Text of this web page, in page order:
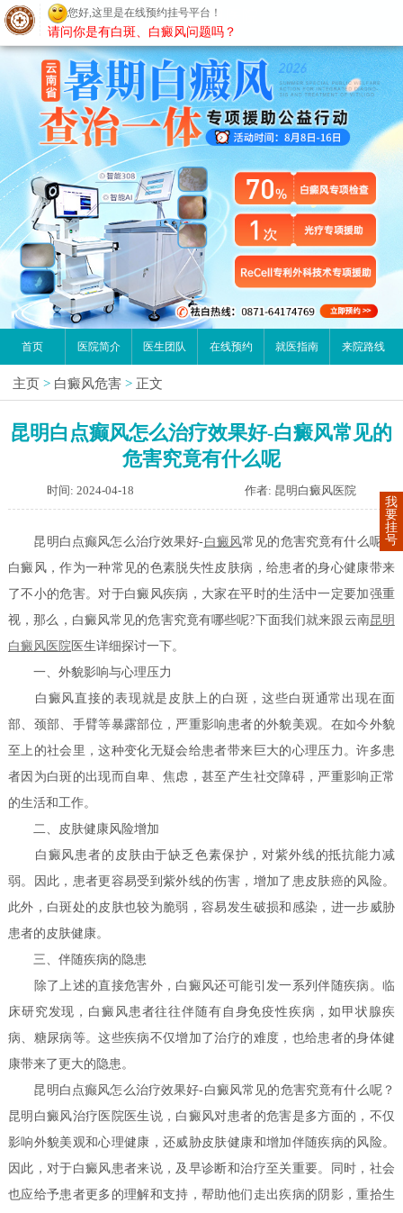
昆明白癜风医院
首页 医院简介 医生团队 在线预约 就医指南 来院路线
主页 > 白癜风危害 > 正文
昆明白点癫风怎么治疗效果好-白癜风常见的
危害究竟有什么呢
时间: 2024-04-18 作者: 昆明白癜风医院
昆明白点癫风怎么治疗效果好-白癜风常见的危害究竟有什么呢？
白癜风，作为一种常见的色素脱失性皮肤病，给患者的身心健康带来
了不小的危害。对于白癜风疾病，大家在平时的生活中一定要加强重
视，那么，白癜风常见的危害究竟有哪些呢?下面我们就来跟云南昆明
白癜风医院 医生详细探讨一下。
一、外貌影响与心理压力
白癜风直接的表现就是皮肤上的白斑，这些白斑通常出现在面
部、颈部、手臂等暴露部位，严重影响患者的外貌美观。在如今外貌
至上的社会里，这种变化无疑会给患者带来巨大的心理压力。许多患
者因为白斑的出现而自卑、焦虑，甚至产生社交障碍，严重影响正常
的生活和工作。
二、皮肤健康风险增加
白癜风患者的皮肤由于缺乏色素保护，对紫外线的抵抗能力减
弱。因此，患者更容易受到紫外线的伤害，增加了患皮肤癌的风险。
此外，白斑处的皮肤也较为脆弱，容易发生破损和感染，进一步威胁
患者的皮肤健康。
三、伴随疾病的隐患
除了上述的直接危害外，白癜风还可能引发一系列伴随疾病。临
床研究发现，白癜风患者往往伴随有自身免疫性疾病，如甲状腺疾
病、糖尿病等。这些疾病不仅增加了治疗的难度，也给患者的身体健
康带来了更大的隐患。
昆明白点癫风怎么治疗效果好-白癜风常见的危害究竟有什么呢？
昆明白癜风治疗医院医生说，白癜风对患者的危害是多方面的，不仅
影响外貌美观和心理健康，还威胁皮肤健康和增加伴随疾病的风险。
因此，对于白癜风患者来说，及早诊断和治疗至关重要。同时，社会
也应给予患者更多的理解和支持，帮助他们走出疾病的阴影，重拾生
我
要
挂
号
您好,这里是在线预约挂号平台！
请问你是有白斑、白癜风问题吗？